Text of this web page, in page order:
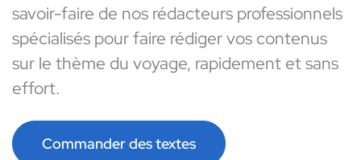
savoir-faire de nos rédacteurs professionnels
spécialisés pour faire rédiger vos contenus
sur le thème du voyage, rapidement et sans
effort.
Commander des textes